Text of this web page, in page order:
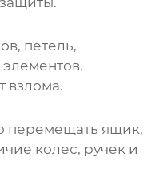
петель,
взлома.
перемещать ящик,
колес, ручек и